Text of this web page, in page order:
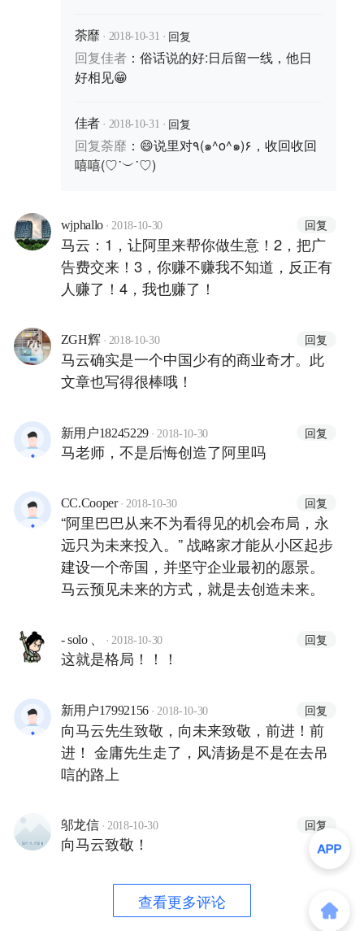
荼靡 · 2018-10-31 · 回复
回复佳者： 俗话说的好:日后留一线，他日
好相见😁
佳者 · 2018-10-31 · 回复
回复荼靡 ： 😄说里对٩(๑^o^๑)۶，收回收回
嘻嘻(♡˙︶˙♡)
wjphallo · 2018-10-30 回复
马云：1，让阿里来帮你做生意！2，把广
告费交来！3，你赚不赚我不知道，反正有
人赚了！4，我也赚了！
ZGH辉 · 2018-10-30 回复
马云确实是一个中国少有的商业奇才。此
文章也写得很棒哦！
新用户18245229 · 2018-10-30 回复
马老师，不是后悔创造了阿里吗
CC.Cooper · 2018-10-30 回复
“阿里巴巴从来不为看得见的机会布局，永
远只为未来投入。” 战略家才能从小区起步
建设一个帝国，并坚守企业最初的愿景。
马云预见未来的方式，就是去创造未来。
- solo 、 · 2018-10-30 回复
这就是格局！！！
新用户17992156 · 2018-10-30 回复
向马云先生致敬，向未来致敬，前进！前
进！ 金庸先生走了，风清扬是不是在去吊
唁的路上
邬龙信 · 2018-10-30 回复
向马云致敬！
查看更多评论